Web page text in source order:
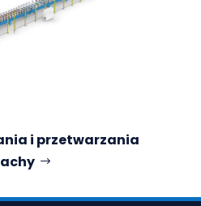
i przetwarzania